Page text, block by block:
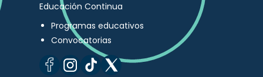
Educación Continua
Programas educativos
Convocatorias